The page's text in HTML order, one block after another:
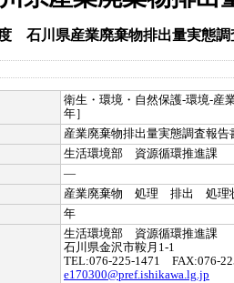
石川県産業廃棄物排出量実態調
衛生・環境・自然保護-環境-産
年］
産業廃棄物排出量実態調査報告
生活環境部 資源循環推進課
―
産業廃棄物 処理 排出 処理
年
生活環境部 資源循環推進課
石川県金沢市鞍月1-1
TEL:076-225-1471 FAX:076-
e170300@pref.ishikawa.lg.jp